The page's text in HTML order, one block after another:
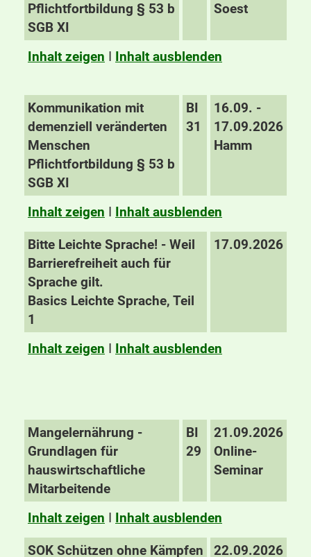
Pflichtfortbildung § 53 b
SGB XI
Soest
Inhalt zeigen I Inhalt ausblenden
Kommunikation mit
demenziell veränderten
Menschen
Pflichtfortbildung § 53 b
SGB XI
BI
31
16.09. -
17.09.2026
Hamm
Inhalt zeigen I Inhalt ausblenden
Bitte Leichte Sprache! - Weil
Barrierefreiheit auch für
Sprache gilt.
Basics Leichte Sprache, Teil
1
17.09.2026
Inhalt zeigen I Inhalt ausblenden
Mangelernährung -
Grundlagen für
hauswirtschaftliche
Mitarbeitende
BI
29
21.09.2026
Online-
Seminar
Inhalt zeigen I Inhalt ausblenden
SOK Schützen ohne Kämpfen
22.09.2026